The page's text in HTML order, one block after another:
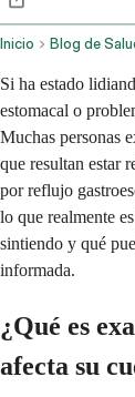
Inicio Blog de
Si ha estado
estomacal o
Muchas personas
que resultan estar
por reflujo
lo que realmente
sintiendo y qué
informada.
¿Qué es
afecta su